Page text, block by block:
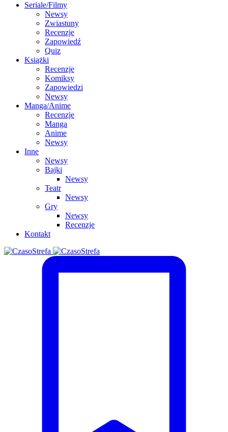
Seriale/Filmy
Newsy
Zwiastuny
Recenzje
Zapowiedź
Quiz
Książki
Recenzje
Komiksy
Zapowiedzi
Newsy
Manga/Anime
Recenzje
Manga
Anime
Newsy
Inne
Newsy
Bajki
Newsy
Teatr
Newsy
Gry
Newsy
Recenzje
Kontakt